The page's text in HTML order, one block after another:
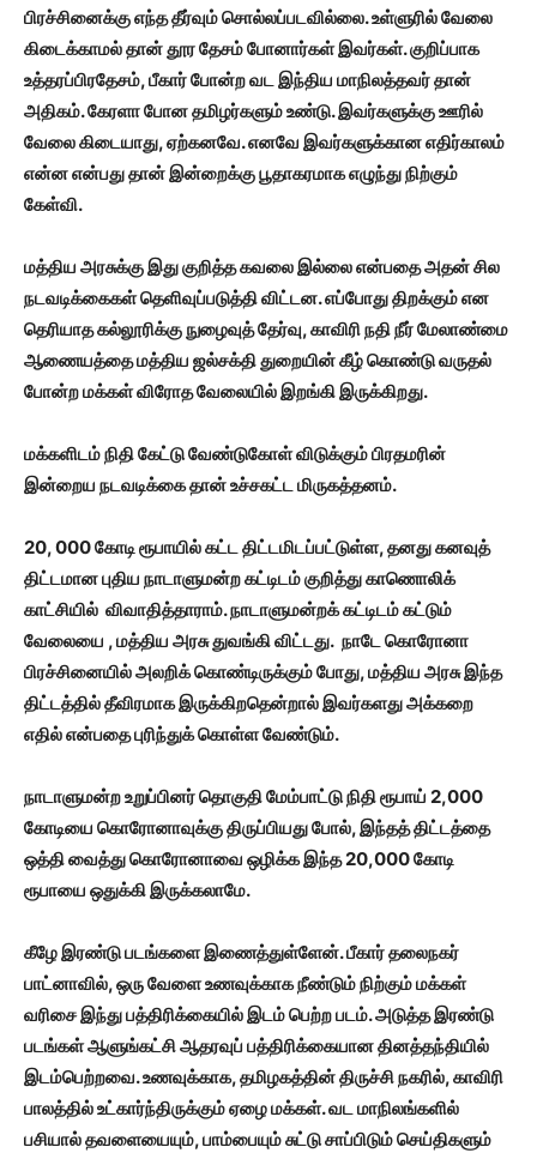
பிரச்சினைக்கு எந்த தீர்வும் சொல்லப்படவில்லை. உள்ளுரில் வேலை
கிடைக்காமல் தான் தூர தேசம் போனார்கள் இவர்கள். குறிப்பாக
உத்தரப்பிரதேசம், பீகார் போன்ற வட இந்திய மாநிலத்தவர் தான்
அதிகம். கேரளா போன தமிழர்களும் உண்டு. இவர்களுக்கு ஊரில்
வேலை கிடையாது, ஏற்கனவே. எனவே இவர்களுக்கான எதிர்காலம்
என்ன என்பது தான் இன்றைக்கு பூதாகரமாக எழுந்து நிற்கும்
கேள்வி.
மத்திய அரசுக்கு இது குறித்த கவலை இல்லை என்பதை அதன் சில
நடவடிக்கைகள் தெளிவுப்படுத்தி விட்டன. எப்போது திறக்கும் என
தெரியாத கல்லூரிக்கு நுழைவுத் தேர்வு, காவிரி நதி நீர் மேலாண்மை
ஆணையத்தை மத்திய ஜல்சக்தி துறையின் கீழ் கொண்டு வருதல்
போன்ற மக்கள் விரோத வேலையில் இறங்கி இருக்கிறது.
மக்களிடம் நிதி கேட்டு வேண்டுகோள் விடுக்கும் பிரதமரின்
இன்றைய நடவடிக்கை தான் உச்சகட்ட மிருகத்தனம்.
20, 000 கோடி ரூபாயில் கட்ட திட்டமிடப்பட்டுள்ள, தனது கனவுத்
திட்டமான புதிய நாடாளுமன்ற கட்டிடம் குறித்து காணொலிக்
காட்சியில் விவாதித்தாராம். நாடாளுமன்றக் கட்டிடம் கட்டும்
வேலையை , மத்திய அரசு துவங்கி விட்டது. நாடே கொரோனா
பிரச்சினையில் அலறிக் கொண்டிருக்கும் போது, மத்திய அரசு இந்த
திட்டத்தில் தீவிரமாக இருக்கிறதென்றால் இவர்களது அக்கறை
எதில் என்பதை புரிந்துக் கொள்ள வேண்டும்.
நாடாளுமன்ற உறுப்பினர் தொகுதி மேம்பாட்டு நிதி ரூபாய் 2,000
கோடியை கொரோனாவுக்கு திருப்பியது போல், இந்தத் திட்டத்தை
ஒத்தி வைத்து கொரோனாவை ஒழிக்க இந்த 20,000 கோடி
ரூபாயை ஒதுக்கி இருக்கலாமே.
கீழே இரண்டு படங்களை இணைத்துள்ளேன். பீகார் தலைநகர்
பாட்னாவில், ஒரு வேளை உணவுக்காக நீண்டும் நிற்கும் மக்கள்
வரிசை இந்து பத்திரிக்கையில் இடம் பெற்ற படம். அடுத்த இரண்டு
படங்கள் ஆளுங்கட்சி ஆதரவுப் பத்திரிக்கையான தினத்தந்தியில்
இடம்பெற்றவை. உணவுக்காக, தமிழகத்தின் திருச்சி நகரில், காவிரி
பாலத்தில் உட்கார்ந்திருக்கும் ஏழை மக்கள். வட மாநிலங்களில்
பசியால் தவளையையும், பாம்பையும் சுட்டு சாப்பிடும் செய்திகளும்